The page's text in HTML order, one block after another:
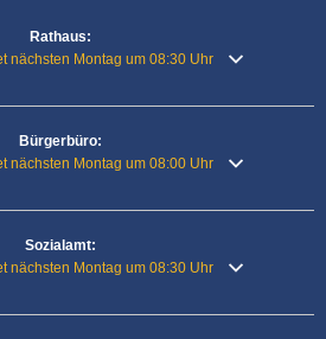
Rathaus:
Öffnungs- oder Schließzeiten auszublenden
nächsten Montag um 08:30 Uhr
Bürgerbüro:
Öffnungs- oder Schließzeiten auszublenden
nächsten Montag um 08:00 Uhr
Sozialamt:
Öffnungs- oder Schließzeiten auszublenden
nächsten Montag um 08:30 Uhr